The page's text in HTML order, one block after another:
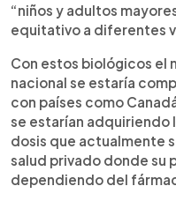
“niños y adultos
equitativo a diferentes
Con estos biológicos el
nacional se estaría
con países como
se estarían adquiriendo
dosis que actualmente
salud privado donde su
dependiendo del